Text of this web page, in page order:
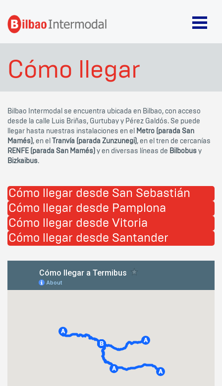
Cómo llegar
Bilbao Intermodal se encuentra ubicada en Bilbao, con acceso
desde la calle Luis Briñas, Gurtubay y Pérez Galdós. Se puede
llegar hasta nuestras instalaciones en el
Metro (parada San
Mamés) , en el Tranvía (parada Zunzunegi) , en el tren de cercanías
RENFE (parada San Mamés) y en diversas líneas de Bilbobus y
Bizkaibus.
Cómo llegar desde San Sebastián
Cómo llegar desde Pamplona
Cómo llegar desde Vitoria
Cómo llegar desde Santander